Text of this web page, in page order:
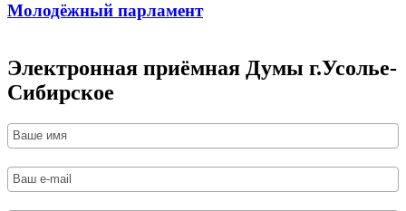
Молодёжный парламент
Электронная приёмная Думы г.Усолье-
Сибирское­